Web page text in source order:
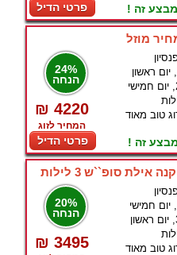
פרטי הדיל זה !
24%
הנחה
₪ 4220
המחיר לזוג
פרטי הדיל
טוב מאוד
זה !
סופ``ש 3 לילות
20%
הנחה
₪ 3495 טוב מאוד